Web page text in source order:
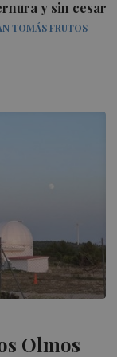
y sin cesar
TOMÁS FRUTOS
Olmos